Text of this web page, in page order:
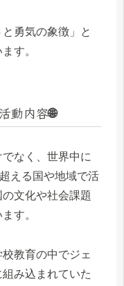
勇気の象徴」と
す。
動内容🌐
なく、世界中に
える国や地域で活
文化や社会課題
す。
教育の中でジェ
み込まれていた